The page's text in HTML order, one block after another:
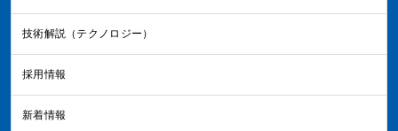
技術解説（テクノロジー）
採用情報
新着情報